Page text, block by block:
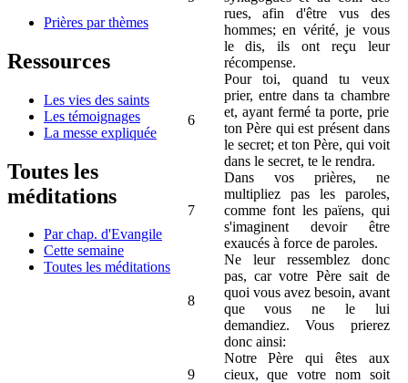
Prières par thèmes
Ressources
Les vies des saints
Les témoignages
La messe expliquée
Toutes les
méditations
Par chap. d'Evangile
Cette semaine
Toutes les méditations
rues, afin d'être vus des
hommes; en vérité, je vous
le dis, ils ont reçu leur
récompense.
6
Pour toi, quand tu veux
prier, entre dans ta chambre
et, ayant fermé ta porte, prie
ton Père qui est présent dans
le secret; et ton Père, qui voit
dans le secret, te le rendra.
7
Dans vos prières, ne
multipliez pas les paroles,
comme font les païens, qui
s'imaginent devoir être
exaucés à force de paroles.
8
Ne leur ressemblez donc
pas, car votre Père sait de
quoi vous avez besoin, avant
que vous ne le lui
demandiez. Vous prierez
donc ainsi:
9
Notre Père qui êtes aux
cieux, que votre nom soit